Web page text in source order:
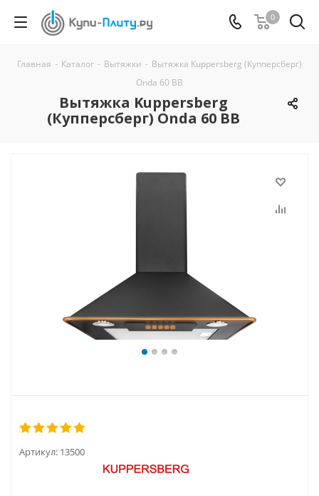
0
Главная - Каталог - Вытяжки - Вытяжка Kuppersberg (Купперсберг)
Onda 60 BB
Вытяжка Kuppersberg
(Купперсберг) Onda 60 BB
Артикул: 13500